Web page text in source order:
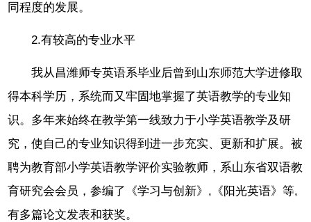
同程度的发展。
2.有较高的专业水平
我从昌潍师专英语系毕业后曾到山东师范大学进修取
得本科学历，系统而又牢固地掌握了英语教学的专业知
识。多年来始终在教学第一线致力于小学英语教学及研
究，使自己的专业知识得到进一步充实、更新和扩展。被
聘为教育部小学英语教学评价实验教师，系山东省双语教
育研究会会员，参编了《学习与创新》,《阳光英语》等,
有多篇论文发表和获奖。